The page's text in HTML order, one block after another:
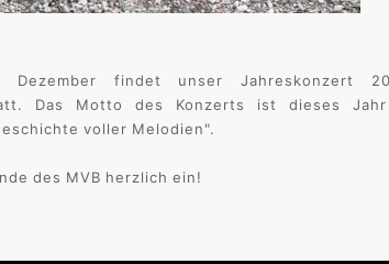
Dezember findet unser Jahreskonzert
Das Motto des Konzerts ist dieses
voller Melodien".
des MVB herzlich ein!